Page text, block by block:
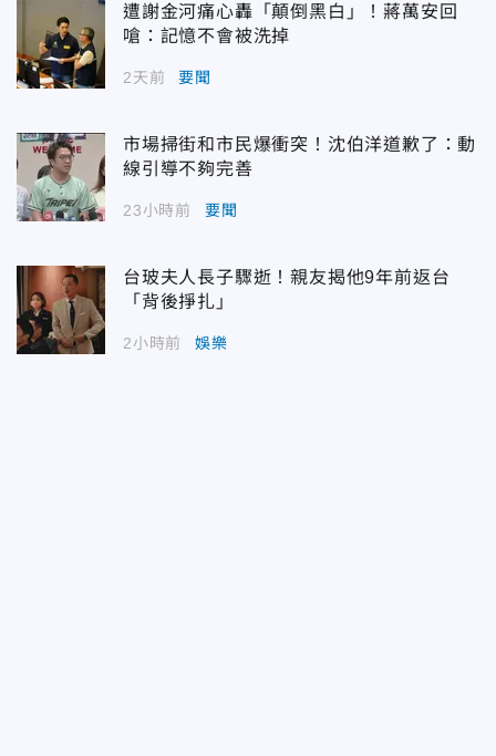
遭謝金河痛心轟「顛倒黑白」！蔣萬安回
嗆：記憶不會被洗掉
2天前 要聞
市場掃街和市民爆衝突！沈伯洋道歉了：動
線引導不夠完善
23小時前 要聞
台玻夫人長子驟逝！親友揭他9年前返台
「背後掙扎」
2小時前 娛樂